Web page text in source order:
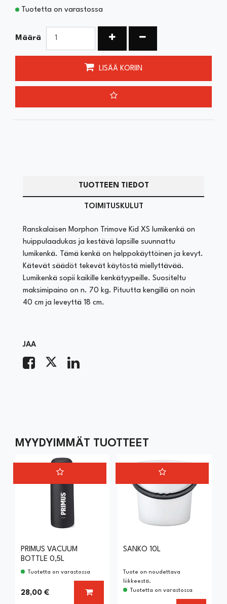
Tuotetta on varastossa
Määrä Kasvata määrääVähennä määrää
LISÄÄ KORIIN
TUOTTEEN TIEDOT
TOIMITUSKULUT
Ranskalaisen Morphon Trimove Kid XS lumikenkä on
huippulaadukas ja kestävä lapsille suunnattu
lumikenkä. Tämä kenkä on helppokäyttöinen ja kevyt.
Kätevät säädöt tekevät käytöstä miellyttävää.
Lumikenkä sopii kaikille kenkätyypeille. Suositeltu
maksimipaino on n. 70 kg. Pituutta kengillä on noin
40 cm ja leveyttä 18 cm.
JAA
MYYDYIMMÄT TUOTTEET
PRIMUS VACUUM
BOTTLE 0,5L
Tuotetta on varastossa
28,00 € LISÄÄ KORIIN
SANKO 10L
Tuote on noudettava
liikkeestä.
Tuotetta on varastossa